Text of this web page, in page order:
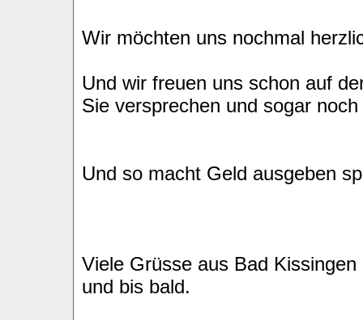
Wir möchten uns nochmal
Und wir freuen uns schon auf
Sie versprechen und sogar
Und so macht Geld ausgeben
Viele Grüsse aus Bad Kissingen
und bis bald.